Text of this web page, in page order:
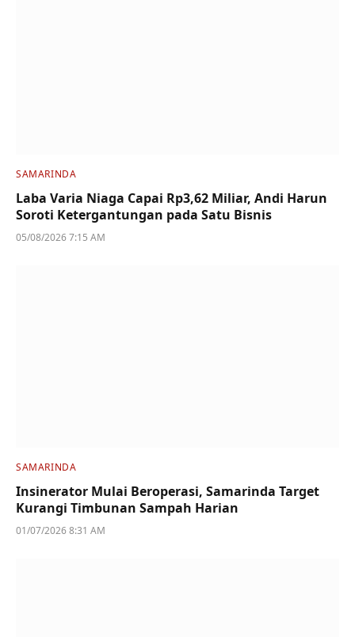
SAMARINDA
Laba Varia Niaga Capai Rp3,62 Miliar, Andi Harun
Soroti Ketergantungan pada Satu Bisnis
05/08/2026 7:15 AM
SAMARINDA
Insinerator Mulai Beroperasi, Samarinda Target
Kurangi Timbunan Sampah Harian
01/07/2026 8:31 AM